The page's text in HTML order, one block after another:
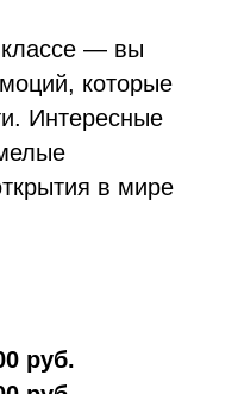
— вы
которые
Интересные
в мире
руб.